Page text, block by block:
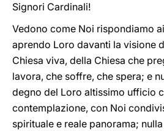
Signori Cardinali!
Vedono come Noi rispondiamo
aprendo Loro davanti la visione
Chiesa viva, della Chiesa che
lavora, che soffre, che spera; e
degno del Loro altissimo ufficio
contemplazione, con Noi
spirituale e reale panorama;